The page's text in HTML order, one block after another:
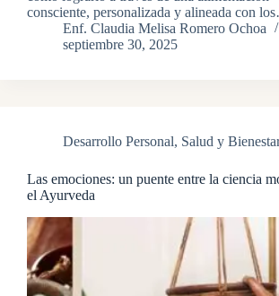
consciente, personalizada y alineada con
Enf. Claudia Melisa Romero Ochoa
septiembre 30, 2025
Desarrollo Personal, Salud y
Las emociones: un puente entre la ciencia
el Ayurveda